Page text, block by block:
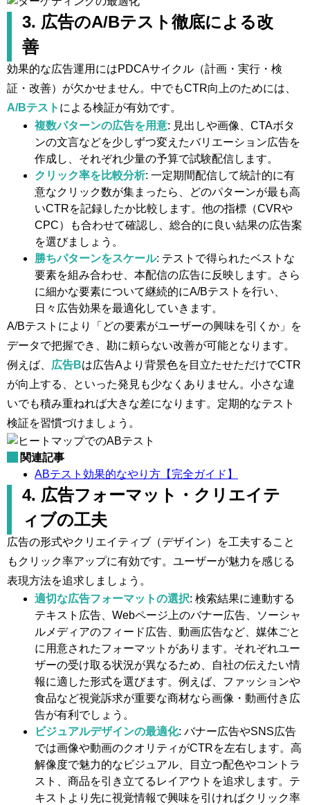
3. 広告のA/Bテスト徹底による改
善
効果的な広告運用にはPDCAサイクル（計画・実行・検
証・改善）が欠かせません。中でもCTR向上のためには、
A/Bテスト による検証が有効です。
複数パターンの広告を用意: 見出しや画像、CTAボタ
ンの文言などを少しずつ変えたバリエーション広告を
作成し、それぞれ少量の予算で試験配信します。
クリック率を比較分析: 一定期間配信して統計的に有
意なクリック数が集まったら、どのパターンが最も高
いCTRを記録したか比較します。他の指標（CVRや
CPC）も合わせて確認し、総合的に良い結果の広告案
を選びましょう。
勝ちパターンをスケール: テストで得られたベストな
要素を組み合わせ、本配信の広告に反映します。さら
に細かな要素について継続的にA/Bテストを行い、
日々広告効果を最適化していきます。
A/Bテストにより「どの要素がユーザーの興味を引くか」を
データで把握でき、勘に頼らない改善が可能となります。
例えば、 広告Bは広告Aより背景色を目立たせただけでCTR
が向上する、といった発見も少なくありません。小さな違
いでも積み重ねれば大きな差になります。定期的なテスト
検証を習慣づけましょう。
関連記事
ABテスト効果的なやり方【完全ガイド】
4. 広告フォーマット・クリエイテ
ィブの工夫
広告の形式やクリエイティブ（デザイン）を工夫すること
もクリック率アップに有効です。ユーザーが魅力を感じる
表現方法を追求しましょう。
適切な広告フォーマットの選択: 検索結果に連動する
テキスト広告、Webページ上のバナー広告、ソーシャ
ルメディアのフィード広告、動画広告など、媒体ごと
に用意されたフォーマットがあります。それぞれユー
ザーの受け取る状況が異なるため、自社の伝えたい情
報に適した形式を選びます。例えば、ファッションや
食品など視覚訴求が重要な商材なら画像・動画付き広
告が有利でしょう。
ビジュアルデザインの最適化: バナー広告やSNS広告
では画像や動画のクオリティがCTRを左右します。高
解像度で魅力的なビジュアル、目立つ配色やコントラ
スト、商品を引き立てるレイアウトを追求します。テ
キストより先に視覚情報で興味を引ければクリック率